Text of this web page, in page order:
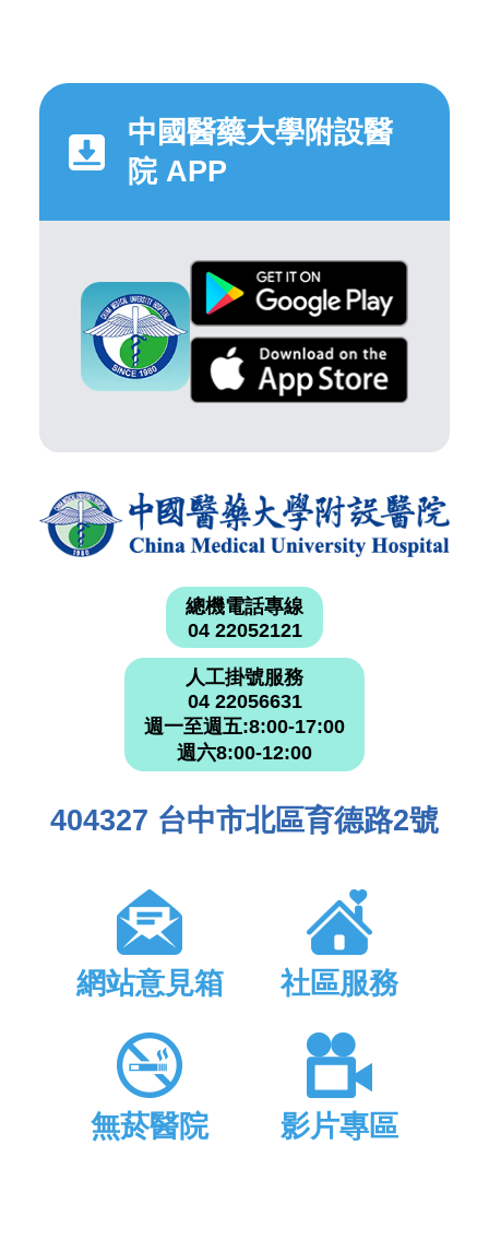
中國醫藥大學附設醫
院 APP
總機電話專線
04 22052121
人工掛號服務
04 22056631
週一至週五:8:00-17:00
週六8:00-12:00
404327 台中市北區育德路2號
網站意見箱 社區服務
無菸醫院 影片專區